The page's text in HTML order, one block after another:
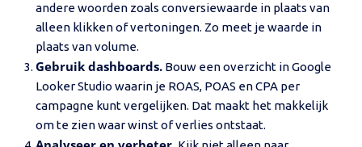
andere woorden zoals conversiewaarde in plaats van
alleen klikken of vertoningen. Zo meet je waarde in
plaats van volume.
Gebruik dashboards. Bouw een overzicht in Google
Looker Studio waarin je ROAS, POAS en CPA per
campagne kunt vergelijken. Dat maakt het makkelijk
om te zien waar winst of verlies ontstaat.